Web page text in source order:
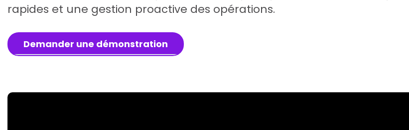
rapides et une gestion proactive des opérations.
Demander une démonstration